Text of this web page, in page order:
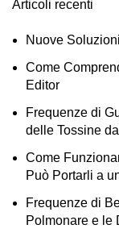
Articoli recenti
Nuove
Come
Editor
Frequenze di
delle Tossine
Come
Può Portarli a
Frequenze di
Polmonare e le